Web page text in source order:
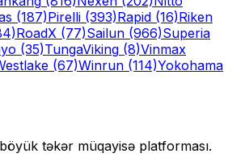
(187)Pirelli (393)Rapid (16)Riken
RoadX (77)Sailun (966)Superia
(35)TungaViking (8)Vinmax
(67)Winrun (114)Yokohama
təkər müqayisə platforması.